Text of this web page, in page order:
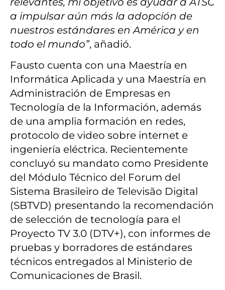
a impulsar aún más la adopción de
nuestros estándares en América y en
todo el mundo”, añadió.
Fausto cuenta con una Maestría en
Informática Aplicada y una Maestría en
Administración de Empresas en
Tecnología de la Información, además
de una amplia formación en redes,
protocolo de video sobre internet e
ingeniería eléctrica. Recientemente
concluyó su mandato como Presidente
del Módulo Técnico del Forum del
Sistema Brasileiro de Televisão Digital
(SBTVD) presentando la recomendación
de selección de tecnología para el
Proyecto TV 3.0 (DTV+), con informes de
pruebas y borradores de estándares
técnicos entregados al Ministerio de
Comunicaciones de Brasil.